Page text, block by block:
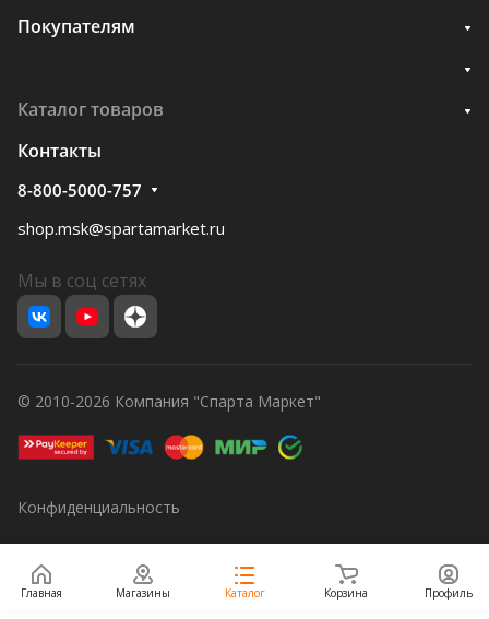
Покупателям
Каталог товаров
Контакты
8-800-5000-757
shop.msk@spartamarket.ru
Мы в соц сетях
© 2010-2026 Компания "Спарта Маркет"
Конфиденциальность
Главная Магазины Каталог Корзина Профиль